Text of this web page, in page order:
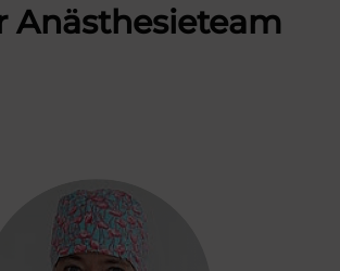
Anästhesieteam